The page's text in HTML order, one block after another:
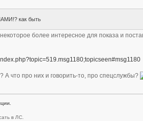
как быть
более интересное для показа и
что про них и говорить-то, про спецслужбы?
в ЛС.